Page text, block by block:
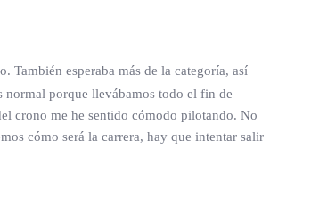
También esperaba más de la categoría, así
normal porque llevábamos todo el fin de
crono me he sentido cómodo pilotando. No
cómo será la carrera, hay que intentar salir